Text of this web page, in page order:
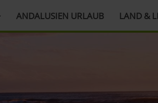
ANDALUSIEN URLAUB LAND &